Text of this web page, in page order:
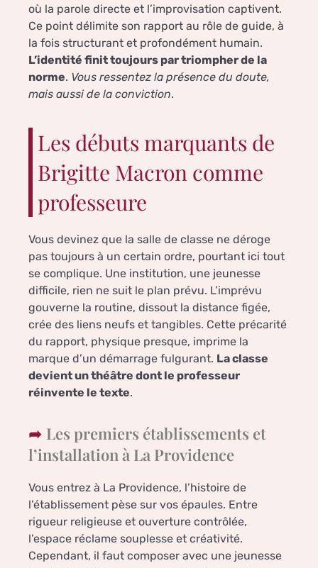
où la parole directe et l’improvisation captivent.
Ce point délimite son rapport au rôle de guide, à
la fois structurant et profondément humain.
L’identité finit toujours par triompher de la
norme. Vous ressentez la présence du doute,
mais aussi de la conviction.
Les débuts marquants de
Brigitte Macron comme
professeure
Vous devinez que la salle de classe ne déroge
pas toujours à un certain ordre, pourtant ici tout
se complique. Une institution, une jeunesse
difficile, rien ne suit le plan prévu. L’imprévu
gouverne la routine, dissout la distance figée,
crée des liens neufs et tangibles. Cette précarité
du rapport, physique presque, imprime la
marque d’un démarrage fulgurant. La classe
devient un théâtre dont le professeur
réinvente le texte.
Les premiers établissements et
l’installation à La Providence
Vous entrez à La Providence, l’histoire de
l’établissement pèse sur vos épaules. Entre
rigueur religieuse et ouverture contrôlée,
l’espace réclame souplesse et créativité.
Cependant, il faut composer avec une jeunesse